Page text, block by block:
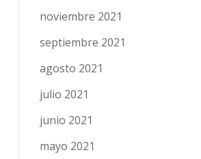
noviembre 2021
septiembre 2021
agosto 2021
julio 2021
junio 2021
mayo 2021